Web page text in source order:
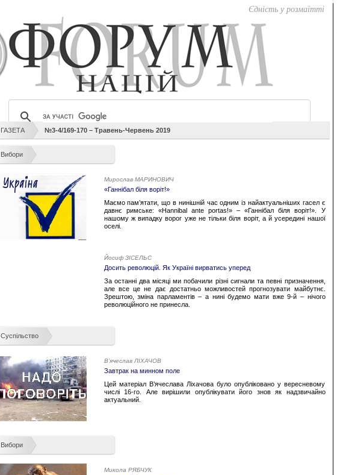
Єдність у розмаїтті
ГАЗЕТА №3-4/169-170 – Травень-Червень 2019
Вибори
Мирослав МАРИНОВИЧ
«Ганнібал біля воріт!»
Маємо пам’ятати, що в нинішній час одним із найактуальніших гасел є
давнє римське: «Hannibal ante portas!» – «Ганнібал біля воріт!». У
нашому ж випадку ворог уже не тільки біля воріт, а й усередині нашої
оселі.
Йосиф ЗІСЕЛЬС
Досить революцій. Як Україні вирватись уперед
За останні два місяці ми побачили різні сигнали та певні призначення,
але все це не дає достатньо можливостей прогнозувати майбутнє.
Зрештою, зміна парламентів – а нині будемо мати вже 9-й – нічого
революційного не принесла.
Суспільство
В’ячеслав ЛІХАЧОВ
Завтрак на минном поле
Цей матеріал В’ячеслава Ліхачова було опубліковано у вересневому
числі 16-го. Але вирішили опублікувати його знов як надзвичайно
актуальний.
Вибори
Микола РЯБЧУК